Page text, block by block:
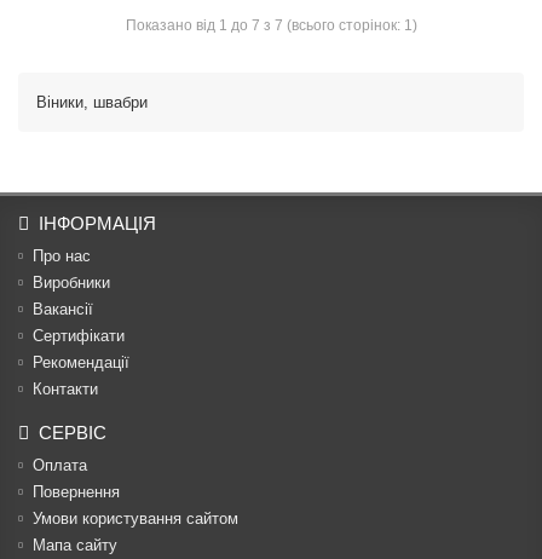
Показано від 1 до 7 з 7 (всього сторінок: 1)
Віники, швабри
ІНФОРМАЦІЯ
Про нас
Виробники
Вакансії
Сертифікати
Рекомендації
Контакти
СЕРВІС
Оплата
Повернення
Умови користування сайтом
Мапа сайту